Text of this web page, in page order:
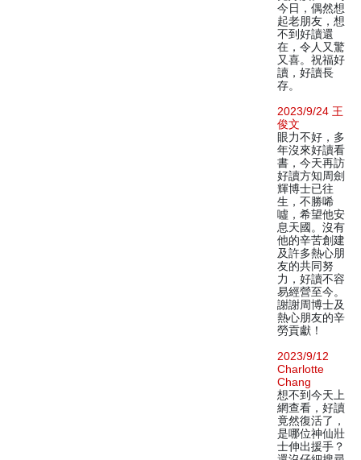
今日，偶然想
起老朋友，想
不到好讀還
在，令人又驚
又喜。祝福好
讀，好讀長
存。
2023/9/24 王
俊文
眼力不好，多
年沒來好讀看
書，今天再訪
好讀方知周劍
輝博士已往
生，不勝唏
噓，希望他安
息天國。沒有
他的辛苦創建
及許多熱心朋
友的共同努
力，好讀不容
易經營至今。
謝謝周博士及
熱心朋友的辛
勞貢獻！
2023/9/12
Charlotte
Chang
想不到今天上
網查看，好讀
竟然復活了，
是哪位神仙壯
士伸出援手？